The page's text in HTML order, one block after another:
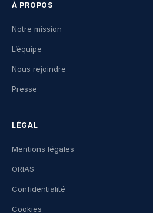
À PROPOS
Notre mission
L’équipe
Nous rejoindre
Presse
LÉGAL
Mentions légales
ORIAS
Confidentialité
Cookies